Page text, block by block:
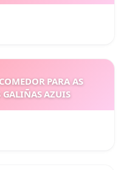
PARA AS
GALIÑAS AZUIS